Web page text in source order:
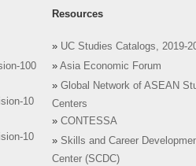
100
10
10
Resources
» UC Studies Catalogs, 2019-
» Asia Economic Forum
» Global Network of ASEAN
Centers
» CONTESSA
» Skills and Career
Center (SCDC)